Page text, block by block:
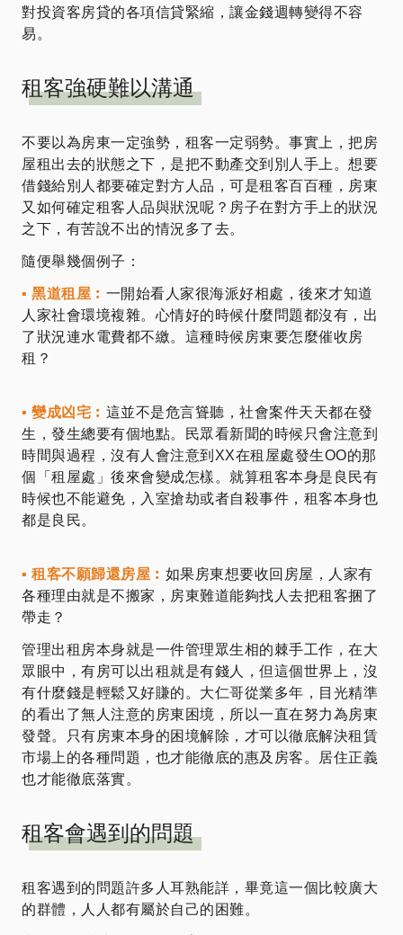
對投資客房貸的各項信貸緊縮，讓金錢週轉變得不容
易。
租客強硬難以溝通
不要以為房東一定強勢，租客一定弱勢。事實上，把房
屋租出去的狀態之下，是把不動產交到別人手上。想要
借錢給別人都要確定對方人品，可是租客百百種，房東
又如何確定租客人品與狀況呢？房子在對方手上的狀況
之下，有苦說不出的情況多了去。
隨便舉幾個例子：
▪ 黑道租屋︰ 一開始看人家很海派好相處，後來才知道
人家社會環境複雜。心情好的時候什麼問題都沒有，出
了狀況連水電費都不繳。這種時候房東要怎麼催收房
租？
▪ 變成凶宅︰ 這並不是危言聳聽，社會案件天天都在發
生，發生總要有個地點。民眾看新聞的時候只會注意到
時間與過程，沒有人會注意到XX在租屋處發生OO的那
個「租屋處」後來會變成怎樣。就算租客本身是良民有
時候也不能避免，入室搶劫或者自殺事件，租客本身也
都是良民。
▪ 租客不願歸還房屋︰ 如果房東想要收回房屋，人家有
各種理由就是不搬家，房東難道能夠找人去把租客捆了
帶走？
管理出租房本身就是一件管理眾生相的棘手工作，在大
眾眼中，有房可以出租就是有錢人，但這個世界上，沒
有什麼錢是輕鬆又好賺的。大仁哥從業多年，目光精準
的看出了無人注意的房東困境，所以一直在努力為房東
發聲。只有房東本身的困境解除，才可以徹底解決租賃
市場上的各種問題，也才能徹底的惠及房客。居住正義
也才能徹底落實。
租客會遇到的問題
租客遇到的問題許多人耳熟能詳，畢竟這一個比較廣大
的群體，人人都有屬於自己的困難。